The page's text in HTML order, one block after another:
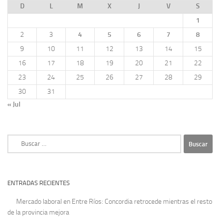
D
L M X J V
S
1
2
3 4 5 6 7
8
9
10 11 12 13 14
15
16
17 18 19 20 21
22
23
24 25 26 27 28
29
30
31
« Jul
ENTRADAS RECIENTES
Mercado laboral en Entre Ríos: Concordia retrocede mientras el resto
de la provincia mejora